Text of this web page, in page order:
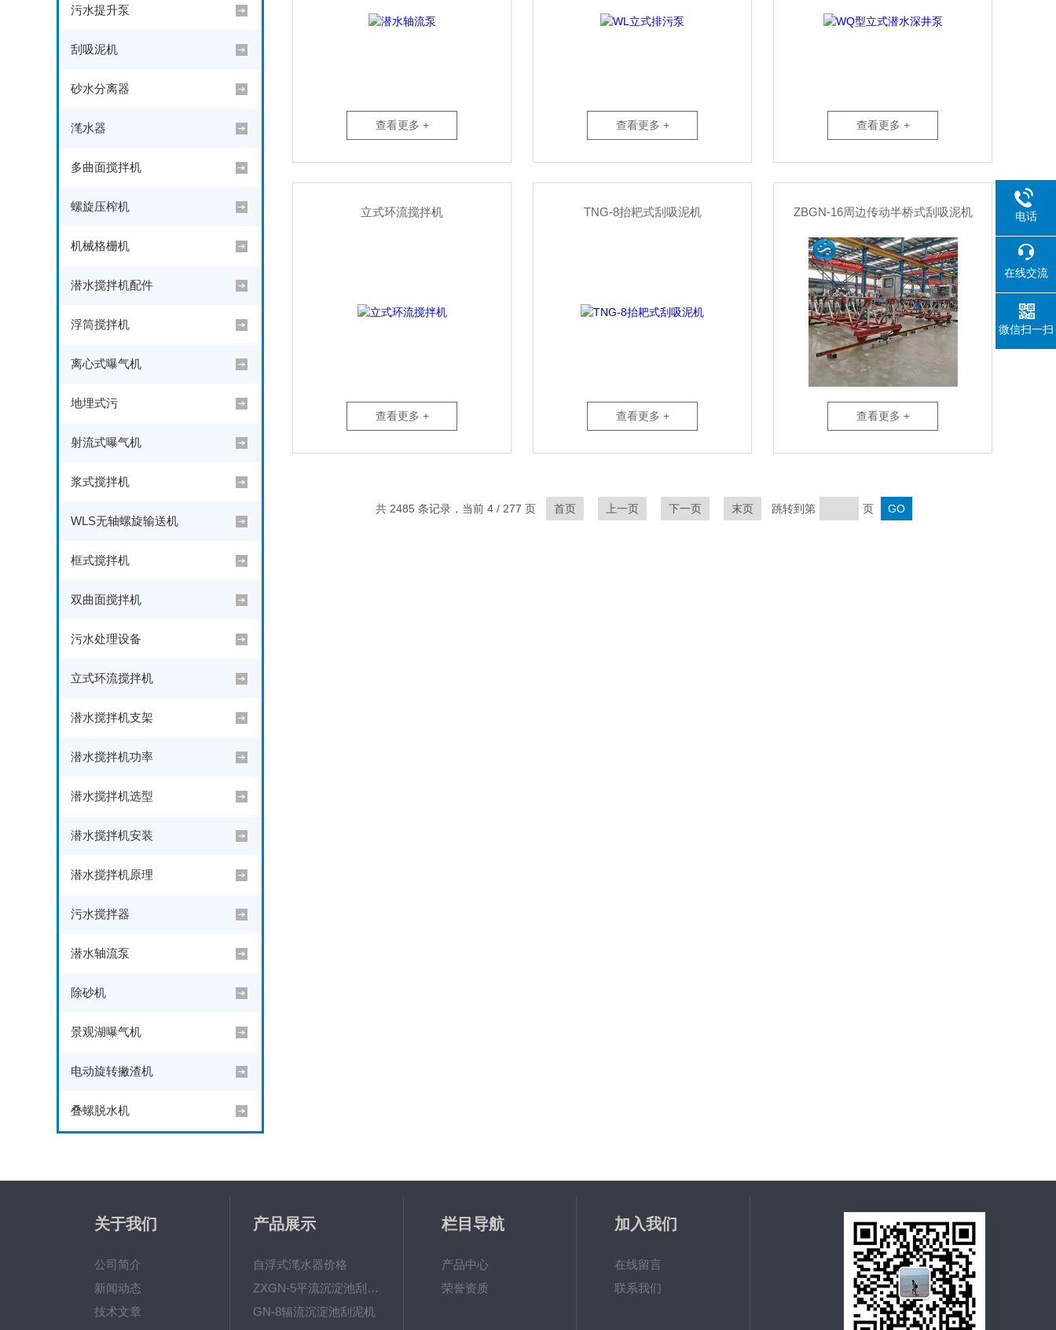
污水提升泵
刮吸泥机
砂水分离器
滗水器
多曲面搅拌机
螺旋压榨机
机械格栅机
潜水搅拌机配件
浮筒搅拌机
离心式曝气机
地埋式污
射流式曝气机
浆式搅拌机
WLS无轴螺旋输送机
框式搅拌机
双曲面搅拌机
污水处理设备
立式环流搅拌机
潜水搅拌机支架
潜水搅拌机功率
潜水搅拌机选型
潜水搅拌机安装
潜水搅拌机原理
污水搅拌器
潜水轴流泵
除砂机
景观湖曝气机
电动旋转撇渣机
叠螺脱水机
查看更多 + 查看更多 + 查看更多 +
立式环流搅拌机
查看更多 +
TNG-8抬耙式刮吸泥机
查看更多 +
ZBGN-16周边传动半桥式刮吸泥机
查看更多 +
共 2485 条记录，当前 4 / 277 页 首页 上一页 下一页 末页 跳转到第 页
关于我们
公司简介
新闻动态
技术文章
产品展示
自浮式滗水器价格
ZXGN-5平流沉淀池刮泥机
GN-8辐流沉淀池刮泥机
栏目导航
产品中心
荣誉资质
加入我们
在线留言
联系我们
电话
在线交流
微信扫一扫